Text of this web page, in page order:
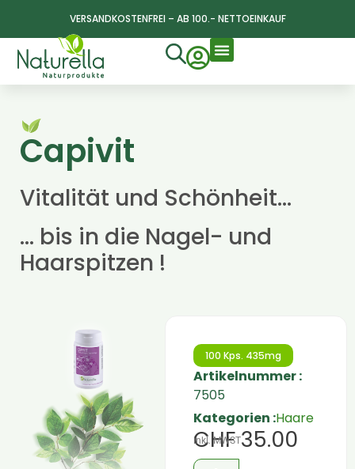
VERSANDKOSTENFREI – AB 100.- NETTOEINKAUF
Capivit
Vitalität und Schönheit…
… bis in die Nagel- und
Haarspitzen !
100 Kps. 435mg
Artikelnummer :
7505
Kategorien :Haare
CHF35.00
inkl. MWST